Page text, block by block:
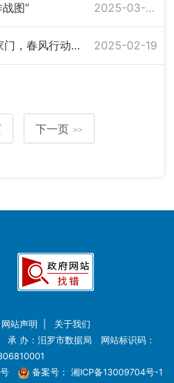
图” 2025-03-03
神鼎山镇：就业服务到家门，春风行动暖人心 2025-02-19
下一页 >>
网站声明
关于我们
承 办：汨罗市数据局 网站标识码：
备案号： 湘ICP备13009704号-1